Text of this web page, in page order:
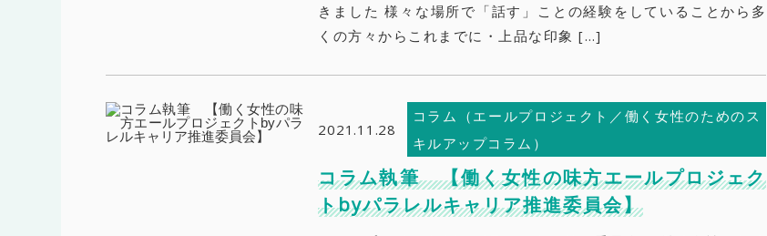
きました 様々な場所で「話す」ことの経験をしていることから多
くの方々からこれまでに・上品な印象 […]
2021.11.28
コラム（エールプロジェクト／働く女性のためのス
キルアップコラム）
コラム執筆 【働く女性の味方エールプロジェク
トbyパラレルキャリア推進委員会】